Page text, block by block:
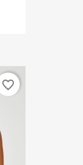
favorite_border